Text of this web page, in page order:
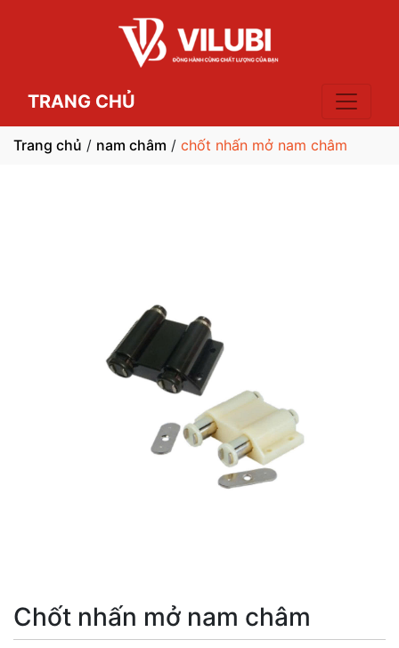
TRANG CHỦ
Trang chủ / nam châm / chốt nhấn mở nam châm
Chốt nhấn mở nam châm